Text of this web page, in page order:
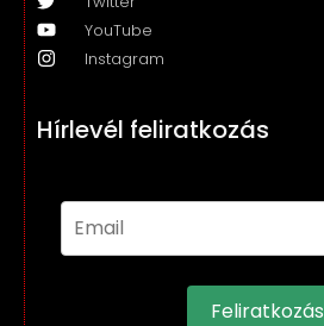
YouTube
Instagram
Hírlevél feliratkozás
Feliratkozás